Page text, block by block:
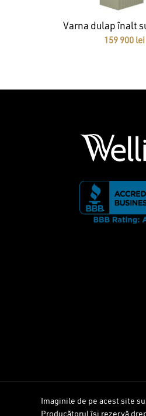
Varna dulap înalt
159 900 lei
Imaginile de pe acest site
Producătorul își rezervă